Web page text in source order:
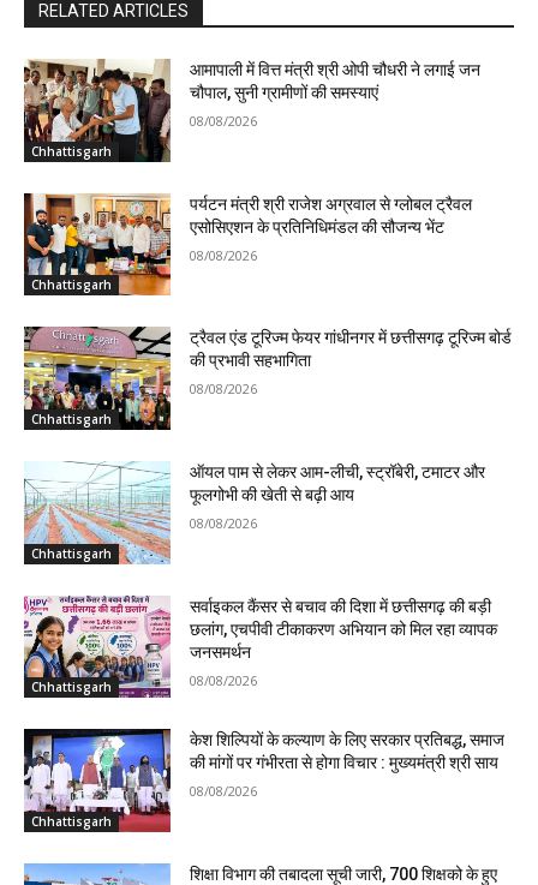
RELATED ARTICLES
Chhattisgarh
आमापाली में वित्त मंत्री श्री ओपी चौधरी ने लगाई जन
चौपाल, सुनी ग्रामीणों की समस्याएं
08/08/2026
Chhattisgarh
पर्यटन मंत्री श्री राजेश अग्रवाल से ग्लोबल ट्रैवल
एसोसिएशन के प्रतिनिधिमंडल की सौजन्य भेंट
08/08/2026
Chhattisgarh
ट्रैवल एंड टूरिज्म फेयर गांधीनगर में छत्तीसगढ़ टूरिज्म बोर्ड
की प्रभावी सहभागिता
08/08/2026
Chhattisgarh
ऑयल पाम से लेकर आम-लीची, स्ट्रॉबेरी, टमाटर और
फूलगोभी की खेती से बढ़ी आय
08/08/2026
Chhattisgarh
सर्वाइकल कैंसर से बचाव की दिशा में छत्तीसगढ़ की बड़ी
छलांग, एचपीवी टीकाकरण अभियान को मिल रहा व्यापक
जनसमर्थन
08/08/2026
Chhattisgarh
केश शिल्पियों के कल्याण के लिए सरकार प्रतिबद्ध, समाज
की मांगों पर गंभीरता से होगा विचार : मुख्यमंत्री श्री साय
08/08/2026
शिक्षा विभाग की तबादला सूची जारी, 700 शिक्षको के हुए